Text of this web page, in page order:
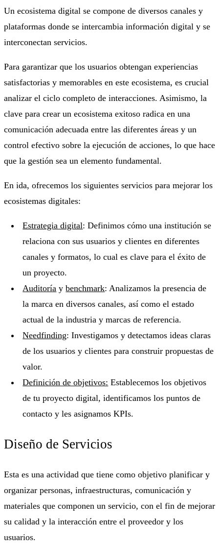
Un ecosistema digital se compone de diversos canales y
plataformas donde se intercambia información digital y se
interconectan servicios.
Para garantizar que los usuarios obtengan experiencias
satisfactorias y memorables en este ecosistema, es crucial
analizar el ciclo completo de interacciones. Asimismo, la
clave para crear un ecosistema exitoso radica en una
comunicación adecuada entre las diferentes áreas y un
control efectivo sobre la ejecución de acciones, lo que hace
que la gestión sea un elemento fundamental.
En ida, ofrecemos los siguientes servicios para mejorar los
ecosistemas digitales:
Estrategia digital: Definimos cómo una institución se
relaciona con sus usuarios y clientes en diferentes
canales y formatos, lo cual es clave para el éxito de
un proyecto.
Auditoría ybenchmark: Analizamos la presencia de
la marca en diversos canales, así como el estado
actual de la industria y marcas de referencia.
Needfinding: Investigamos y detectamos ideas claras
de los usuarios y clientes para construir propuestas de
valor.
Definición de objetivos: Establecemos los objetivos
de tu proyecto digital, identificamos los puntos de
contacto y les asignamos KPIs.
Diseño de Servicios
Esta es una actividad que tiene como objetivo planificar y
organizar personas, infraestructuras, comunicación y
materiales que componen un servicio, con el fin de mejorar
su calidad y la interacción entre el proveedor y los
usuarios.